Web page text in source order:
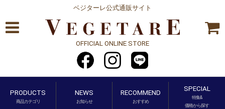
ベジターレ公式通販サイト
OFFICIAL ONLINE STORE
PRODUCTS
商品カテゴリ
NEWS
お知らせ
RECOMMEND
おすすめ
SPECIAL
特集&
価格から探す